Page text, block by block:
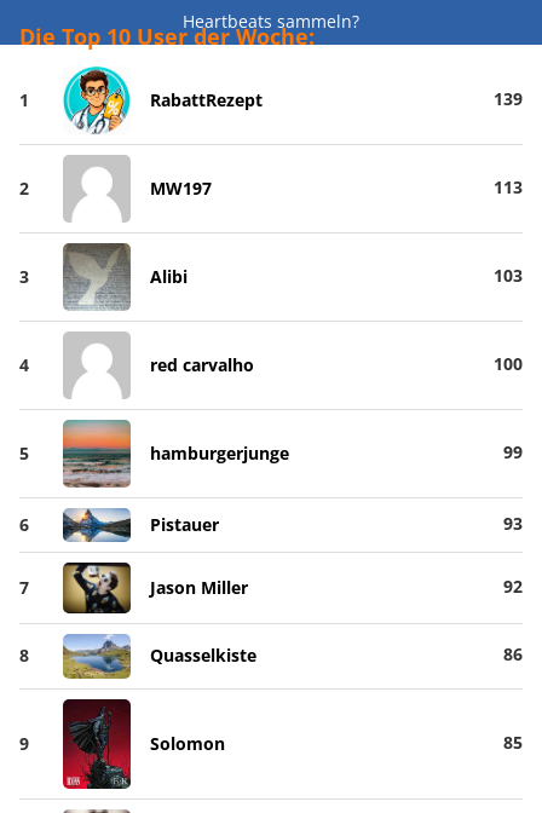
Heartbeats sammeln?
Die Top 10 User der Woche:
1 RabattRezept 139
2 MW197 113
3 Alibi 103
4 red carvalho 100
5 hamburgerjunge 99
6 Pistauer 93
7 Jason Miller 92
8 Quasselkiste 86
9 Solomon 85